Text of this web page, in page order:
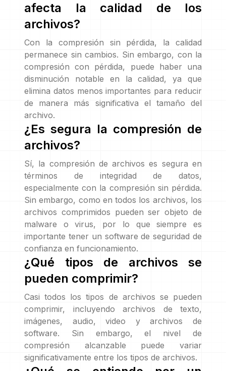
afecta la calidad de los
archivos?
Con la compresión sin pérdida, la calidad
permanece sin cambios. Sin embargo, con la
compresión con pérdida, puede haber una
disminución notable en la calidad, ya que
elimina datos menos importantes para reducir
de manera más significativa el tamaño del
archivo.
¿Es segura la compresión de
archivos?
Sí, la compresión de archivos es segura en
términos de integridad de datos,
especialmente con la compresión sin pérdida.
Sin embargo, como en todos los archivos, los
archivos comprimidos pueden ser objeto de
malware o virus, por lo que siempre es
importante tener un software de seguridad de
confianza en funcionamiento.
¿Qué tipos de archivos se
pueden comprimir?
Casi todos los tipos de archivos se pueden
comprimir, incluyendo archivos de texto,
imágenes, audio, video y archivos de
software. Sin embargo, el nivel de
compresión alcanzable puede variar
significativamente entre los tipos de archivos.